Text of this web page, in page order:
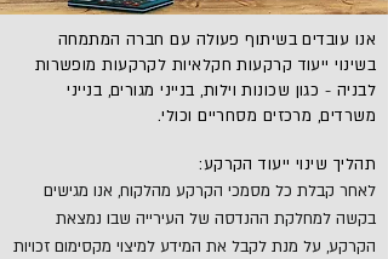
אנו עובדים בשיתוף פעולה עם חברה המתמחה
בשינוי ייעוד קרקעות חקלאיות לקרקעות מופשרות
לבניה - כגון שכונות וילות, בנייני מגורים, בנייני
משרדים, מרכזים מסחריים וכולי.
תהליך שינוי ייעוד הקרקע:
לאחר קבלת כל מסמכי הקרקע מהלקוח, אנו מגישים
בקשה למחלקת ההנדסה של העירייה שבו נמצאת
הקרקע, על מנת לקבל את המידע למיצוי מקסימום זכויות